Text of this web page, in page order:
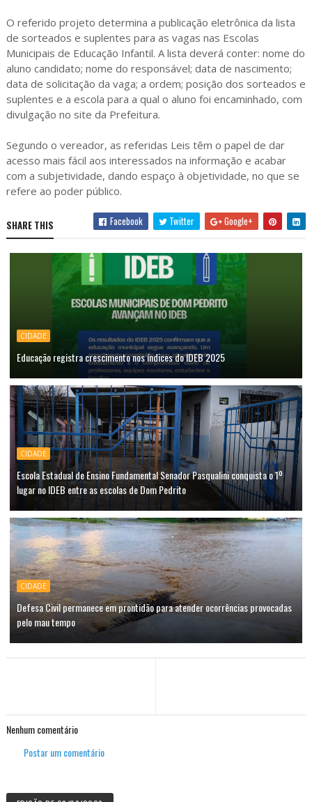
O referido projeto determina a publicação eletrônica da lista
de sorteados e suplentes para as vagas nas Escolas
Municipais de Educação Infantil. A lista deverá conter: nome do
aluno candidato; nome do responsável; data de nascimento;
data de solicitação da vaga; a ordem; posição dos sorteados e
suplentes e a escola para a qual o aluno foi encaminhado, com
divulgação no site da Prefeitura.
Segundo o vereador, as referidas Leis têm o papel de dar
acesso mais fácil aos interessados na informação e acabar
com a subjetividade, dando espaço à objetividade, no que se
refere ao poder público.
SHARE THIS Facebook Twitter Google+
CIDADE
Educação registra crescimento nos índices do IDEB 2025
CIDADE
Escola Estadual de Ensino Fundamental Senador Pasqualini conquista o 1º
lugar no IDEB entre as escolas de Dom Pedrito
CIDADE
Defesa Civil permanece em prontidão para atender ocorrências provocadas
pelo mau tempo
Nenhum comentário
Postar um comentário